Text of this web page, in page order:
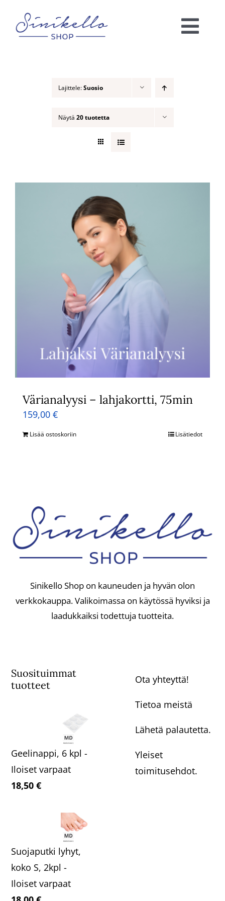
content
Lajittele:Suosio
Näytä 20 tuotetta
Värianalyysi – lahjakortti, 75min
159,00 €
Lisää ostoskoriin Lisätiedot
Sinikello Shop on kauneuden ja hyvän olon
verkkokauppa. Valikoimassa on käytössä hyviksi ja
laadukkaiksi todettuja tuotteita.
Suosituimmat
tuotteet
Geelinappi, 6 kpl -
Iloiset varpaat
18,50€
Suojaputki lyhyt,
koko S, 2kpl -
Iloiset varpaat
Ota yhteyttä!
Tietoa meistä
Lähetä palautetta.
Yleiset
toimitusehdot.